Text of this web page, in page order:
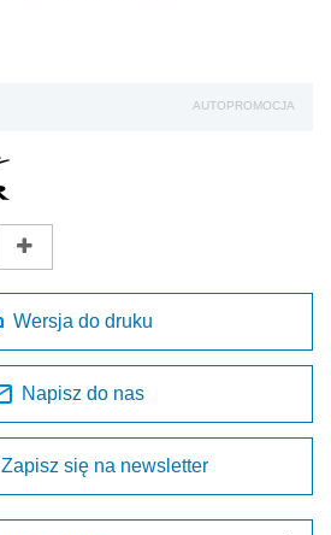
AUTOPROMOCJA
Wersja do druku
Napisz do nas
Zapisz się na newsletter